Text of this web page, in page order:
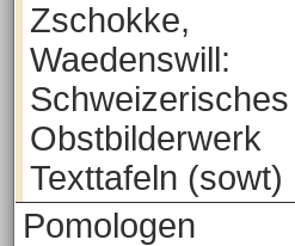
Zschokke,
Waedenswill:
Schweizerisches
Obstbilderwerk
Texttafeln (sowt)
Pomologen